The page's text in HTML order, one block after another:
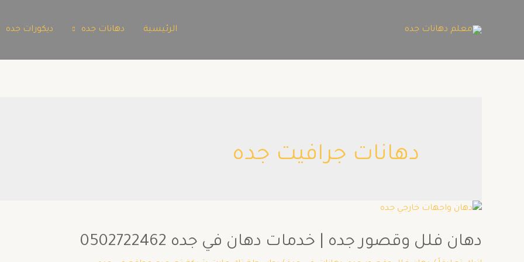
الرئيسية دهانات جده ديكورات جده
دهانات جرافيت جده
دهان فلل وقصور جده | خدمات دهان في جده 0502722462